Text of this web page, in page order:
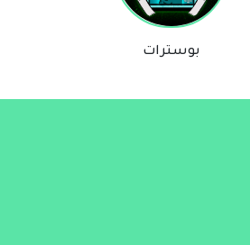
بوسترات